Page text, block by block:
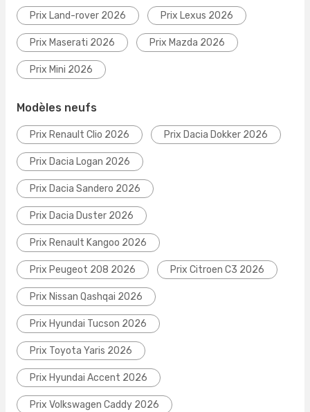
Prix Land-rover 2026 Prix Lexus 2026
Prix Maserati 2026 Prix Mazda 2026
Prix Mini 2026
Modèles neufs
Prix Renault Clio 2026 Prix Dacia Dokker 2026
Prix Dacia Logan 2026
Prix Dacia Sandero 2026
Prix Dacia Duster 2026
Prix Renault Kangoo 2026
Prix Peugeot 208 2026 Prix Citroen C3 2026
Prix Nissan Qashqai 2026
Prix Hyundai Tucson 2026
Prix Toyota Yaris 2026
Prix Hyundai Accent 2026
Prix Volkswagen Caddy 2026